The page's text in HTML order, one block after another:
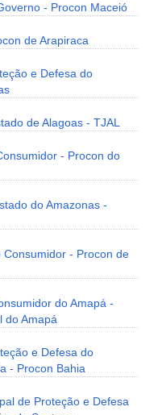
- Procon Maceió
de Arapiraca
e Defesa do
de Alagoas - TJAL
- Procon do
do Amazonas -
- Procon de
do Amapá -
do Amapá
e Defesa do
- Procon Bahia
de Proteção e Defesa